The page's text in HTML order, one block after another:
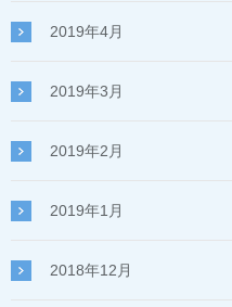
2019年4月
2019年3月
2019年2月
2019年1月
2018年12月